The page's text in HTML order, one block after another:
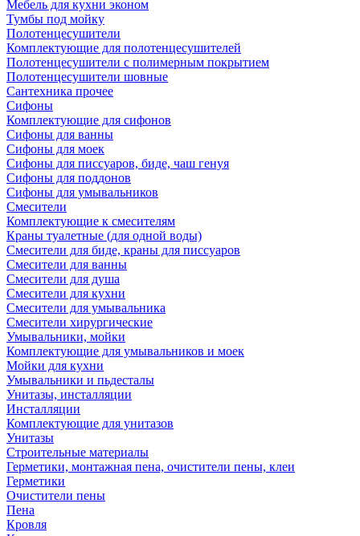
Мебель для кухни эконом
Тумбы под мойку
Полотенцесушители
Комплектующие для полотенцесушителей
Полотенцесушители с полимерным покрытием
Полотенцесушители шовные
Сантехника прочее
Сифоны
Комплектующие для сифонов
Сифоны для ванны
Сифоны для моек
Сифоны для писсуаров, биде, чаш генуя
Сифоны для поддонов
Сифоны для умывальников
Смесители
Комплектующие к смесителям
Краны туалетные (для одной воды)
Смесители для биде, краны для писсуаров
Смесители для ванны
Смесители для душа
Смесители для кухни
Смесители для умывальника
Смесители хирургические
Умывальники, мойки
Комплектующие для умывальников и моек
Мойки для кухни
Умывальники и пьдесталы
Унитазы, инсталляции
Инсталляции
Комплектующие для унитазов
Унитазы
Строительные материалы
Герметики, монтажная пена, очистители пены, клеи
Герметики
Очистители пены
Пена
Кровля